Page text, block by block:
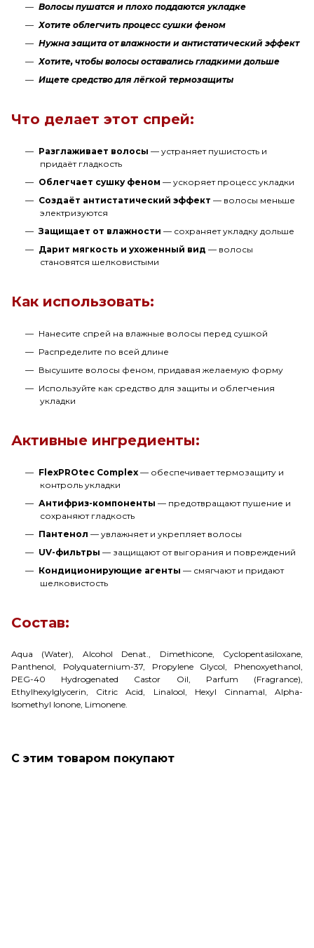
Волосы пушатся и плохо поддаются укладке
Хотите облегчить процесс сушки феном
Нужна защита от влажности и антистатический эффект
Хотите, чтобы волосы оставались гладкими дольше
Ищете средство для лёгкой термозащиты
Что делает этот спрей:
Разглаживает волосы — устраняет пушистость и
придаёт гладкость
Облегчает сушку феном — ускоряет процесс укладки
Создаёт антистатический эффект — волосы меньше
электризуются
Защищает от влажности — сохраняет укладку дольше
Дарит мягкость и ухоженный вид — волосы
становятся шелковистыми
Как использовать:
Нанесите спрей на влажные волосы перед сушкой
Распределите по всей длине
Высушите волосы феном, придавая желаемую форму
Используйте как средство для защиты и облегчения
укладки
Активные ингредиенты:
FlexPROtec Complex — обеспечивает термозащиту и
контроль укладки
Антифриз-компоненты — предотвращают пушение и
сохраняют гладкость
Пантенол — увлажняет и укрепляет волосы
UV-фильтры — защищают от выгорания и повреждений
Кондиционирующие агенты — смягчают и придают
шелковистость
Состав:
Aqua (Water), Alcohol Denat., Dimethicone, Cyclopentasiloxane,
Panthenol, Polyquaternium-37, Propylene Glycol, Phenoxyethanol,
PEG-40 Hydrogenated Castor Oil, Parfum (Fragrance),
Ethylhexylglycerin, Citric Acid, Linalool, Hexyl Cinnamal, Alpha-
Isomethyl Ionone, Limonene.
С этим товаром покупают